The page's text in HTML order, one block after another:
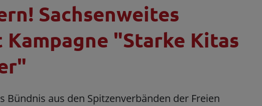
Sachsenweites
"Starke Kitas
Bündnis aus den Spitzenverbänden der Freien